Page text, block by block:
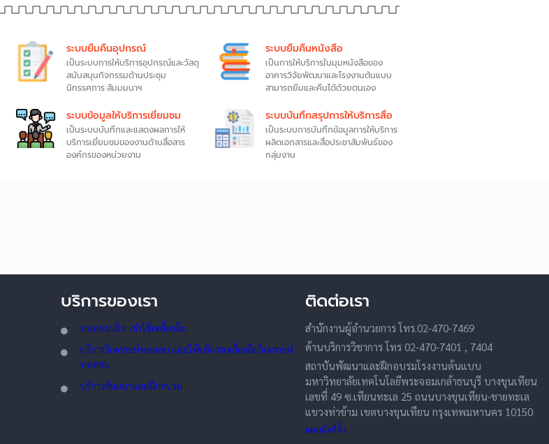
ระบบยืมคืนอุปกรณ์
เป็นระบบการให้บริการอุปกรณ์และวัสดุ
สนับสนุนกิจกรรมด้านประชุม
นิทรรศการ สัมมมนาฯ
ระบบยืมคืนหนังสือ
เป็นการให้บริการในมุมหนังสือของ
อาคารวิจัยพัฒนาและโรงงานต้นแบบ
สามารถยืมและคืนได้ด้วยตนเอง
ระบบข้อมูลให้บริการเยี่ยมชม
เป็นระบบบันทึกและแสดงผลการให้
บริการเยี่ยมชมของงานด้านสื่อสาร
องค์กรของหน่วยงาน
ระบบบันทึกสรุปการให้บริการสื่อ
เป็นระบบการบันทึกข้อมูลการให้บริการ
ผลิตเอกสารและสื่อประชาสัมพันธ์ของ
กลุ่มงาน
บริการของเรา
ทดลองผลิต เช่าใช้เครื่องมือ
บริการวิเคราะห์ทดสอบ และให้บริการเครื่องมือวิเคราะห์
ทดสอบ
บริการสัมมนาและฝึกอบรม
ติดต่อเรา
สำนักงานผู้อำนวยการ โทร.02-470-7469
ด้านบริการวิชาการ โทร 02-470-7401 , 7404
สถาบันพัฒนาและฝึกอบรมโรงงานต้นแบบ
มหาวิทยาลัยเทคโนโลยีพระจอมเกล้าธนบุรี บางขุนเทียน
เลขที่ 49 ซ.เทียนทะเล 25 ถนนบางขุนเทียน-ชายทะเล
แขวงท่าข้าม เขตบางขุนเทียน กรุงเทพมหานคร 10150
แผนผังที่ตั้ง